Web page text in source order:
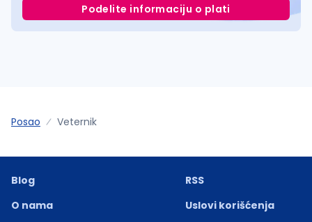
Podelite informaciju o plati
Posao Veternik
Blog
O nama
RSS
Uslovi korišćenja